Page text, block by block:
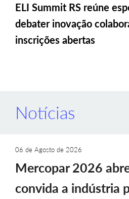
ELI Summit RS reúne
debater inovação
inscrições abertas
Notícias
06 de Agosto de 2026
Mercopar 2026
convida a indústria